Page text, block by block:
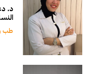
د.
طب